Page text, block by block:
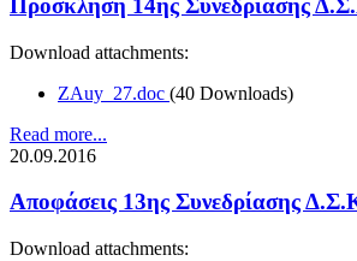
Πρόσκληση 14ης Συνεδρίασης
Download attachments:
ZAuy_27.doc (40 Downloads)
Read more...
20.09.2016
Αποφάσεις 13ης Συνεδρίασης
Download attachments: